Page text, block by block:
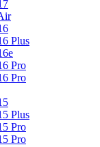
Plus
Pro
Pro
Plus
Pro
Pro